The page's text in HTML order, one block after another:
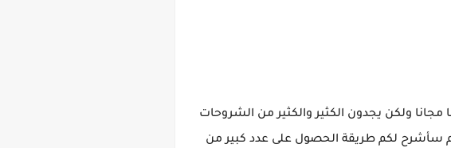
ولكن يجدون الكثير والكثير من الشروحات
سأشرح لكم طريقة الحصول على عدد كبير من